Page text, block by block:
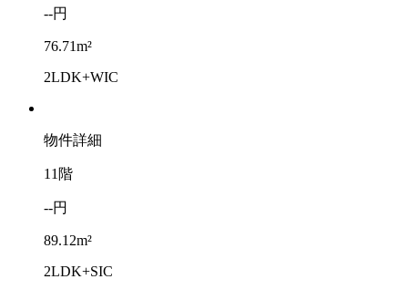
--円
76.71m²
2LDK+WIC
物件詳細
11階
--円
89.12m²
2LDK+SIC